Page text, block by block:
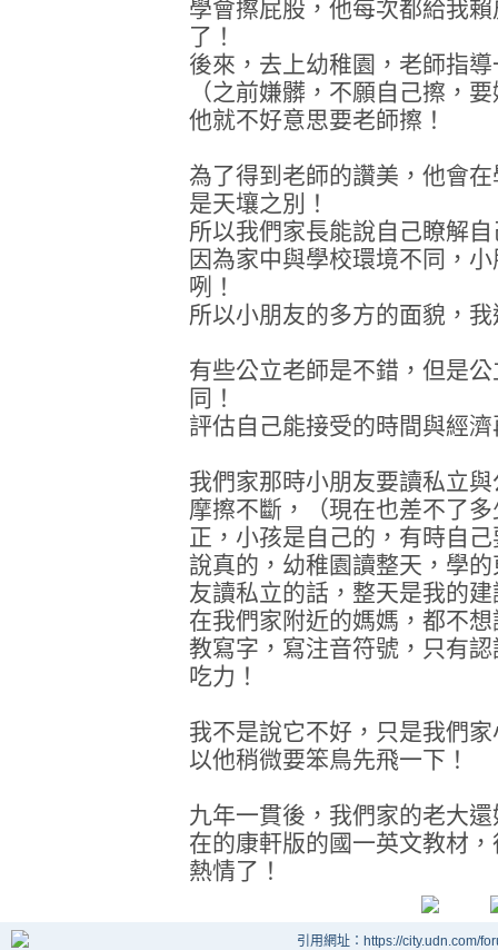
學會擦屁股，他每次都給我
了！
後來，去上幼稚園，老師指
（之前嫌髒，不願自己擦，
他就不好意思要老師擦！
為了得到老師的讚美，他會
是天壤之別！
所以我們家長能說自己瞭解
因為家中與學校環境不同，
咧！
所以小朋友的多方的面貌，
有些公立老師是不錯，但是
同！
評估自己能接受的時間與經
我們家那時小朋友要讀私立
摩擦不斷，（現在也差不了
正，小孩是自己的，有時自
說真的，幼稚園讀整天，學
友讀私立的話，整天是我的
在我們家附近的媽媽，都不
教寫字，寫注音符號，只有
吃力！
我不是說它不好，只是我們
以他稍微要笨鳥先飛一下！
九年一貫後，我們家的老大
在的康軒版的國一英文教材
熱情了！
引用網址：https://city.udn.com/